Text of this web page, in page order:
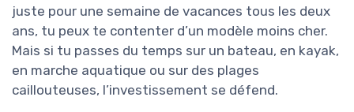
juste pour une semaine de vacances tous les deux
ans, tu peux te contenter d’un modèle moins cher.
Mais si tu passes du temps sur un bateau, en kayak,
en marche aquatique ou sur des plages
caillouteuses, l’investissement se défend.